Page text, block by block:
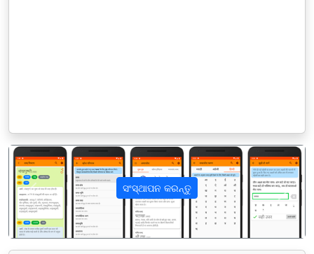
ସଂସ୍ଥାପନ କରନ୍ତୁ
पिछला अगला